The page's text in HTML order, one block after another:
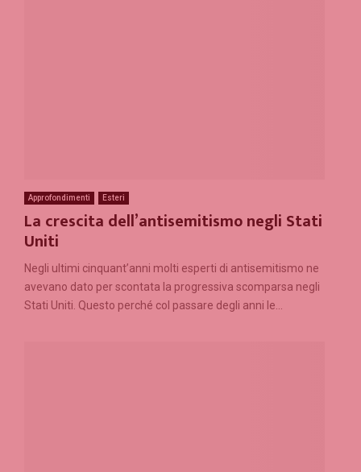
Approfondimenti Esteri
La crescita dell’antisemitismo negli Stati
Uniti
Negli ultimi cinquant’anni molti esperti di antisemitismo ne
avevano dato per scontata la progressiva scomparsa negli
Stati Uniti. Questo perché col passare degli anni le...